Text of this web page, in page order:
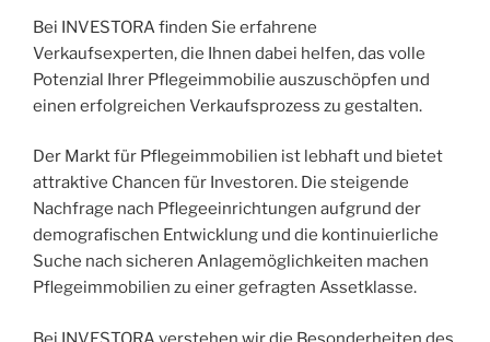
Bei INVESTORA finden Sie erfahrene
Verkaufsexperten, die Ihnen dabei helfen, das volle
Potenzial Ihrer Pflegeimmobilie auszuschöpfen und
einen erfolgreichen Verkaufsprozess zu gestalten.
Der Markt für Pflegeimmobilien ist lebhaft und bietet
attraktive Chancen für Investoren. Die steigende
Nachfrage nach Pflegeeinrichtungen aufgrund der
demografischen Entwicklung und die kontinuierliche
Suche nach sicheren Anlagemöglichkeiten machen
Pflegeimmobilien zu einer gefragten Assetklasse.